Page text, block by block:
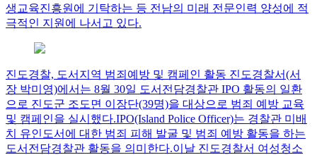
생교육진흥원에 기탁하는 등 전남의 미래 전문인력 양성에 적
극적인 지원에 나서고 있다.
진도경찰, 도서지역 범죄예방 및 캠페인 활동 진도경찰서(서
장 박미영)에서는 8월 30일 도서전담경찰관 IPO 활동의 일환
으로 진도군 조도면 이장단(39명)을 대상으로 범죄 예방 교육
및 캠페인을 실시했다.IPO(Island Police Officer)는 경찰관 미배
치 유인도서에 대한 범죄 피해 발굴 및 범죄 예방 활동을 하는
도서전담경찰관 활동을 의미한다.이날 진도경찰서 여성청소